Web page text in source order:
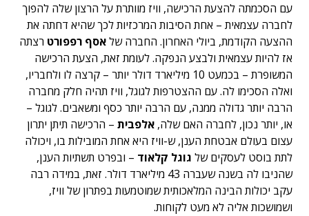
עם הסכמתה להצעת הרכישה, וויז מוותרת על הרצון שלה להפוך
לחברה עצמאית – אחת הסיבות המרכזיות לכך שהיא דחתה את
ההצעה הקודמת, ביולי האחרון. החברה שלאסף רפפורט רצתה
אז להיות עצמאית ולבצע הנפקה. לעומת זאת, הצעת הרכישה
המשופרת – בכמעט 10 מיליארד דולר יותר – קרצה לו ולחבריו,
ואלה הסכימו לה. עם ההצטרפות לגוגל, וויז תהיה חלק מחברה
הרבה יותר גדולה ממנה, עם הרבה יותר כסף ומשאבים. לגוגל –
או, יותר נכון, לחברה האם שלה, אלפבית – הרכישה תיתן יתרון
עצום בעולם אבטחת הענן, ש-וויז היא אחת המובילות בו, ויכולה
לתת בוסט לעסקים של גוגל קלאוד – ובפרט תשתיות הענן,
שהניבו לה בשנה שעברה 43 מיליארד דולר. זאת, במידה רבה
עקב יכולות הבינה המלאכותית שמוטמעות בפתרון של וויז,
ושמושכות אליה לא מעט לקוחות.